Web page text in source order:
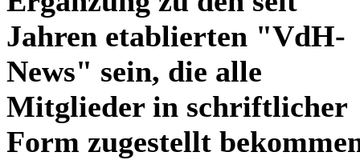
Jahren etablierten "VdH-
News" sein, die alle
Mitglieder in schriftlicher
Form zugestellt